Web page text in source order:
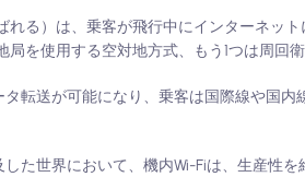
れる）は、乗客が飛行中にインターネッ
局を使用する空対地方式、もう1つは周回
転送が可能になり、乗客は国際線や国
た世界において、機内Wi-Fiは、生産性